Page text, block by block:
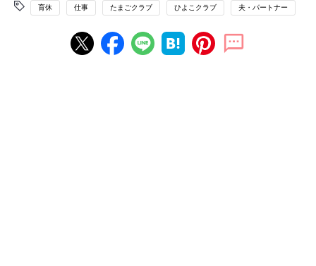
育休 仕事 たまごクラブ ひよこクラブ 夫・パートナー